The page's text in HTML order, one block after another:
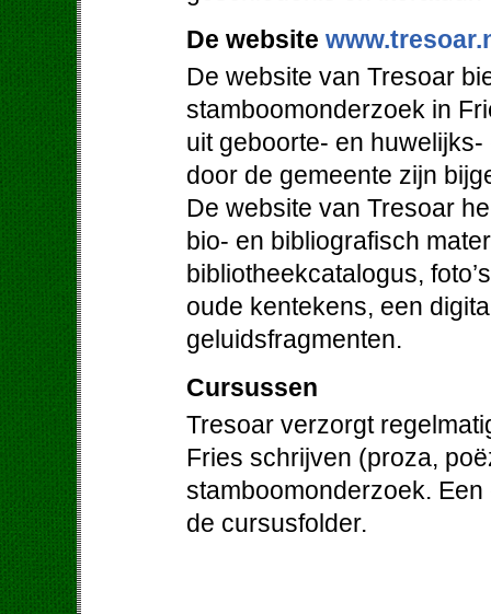
De website
De website van Tresoar
stamboomonderzoek in
uit geboorte- en
door de gemeente zijn
De website van Tresoar
bio- en bibliografisch
bibliotheekcatalogus,
oude kentekens, een
geluidsfragmenten.
Cursussen
Tresoar verzorgt
Fries schrijven (proza,
stamboomonderzoek.
de cursusfolder.